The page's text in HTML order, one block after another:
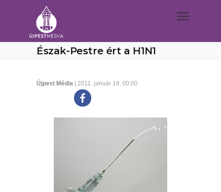
Észak-Pestre ért a H1N1
Újpest Média | 2011. január 19. 00:00